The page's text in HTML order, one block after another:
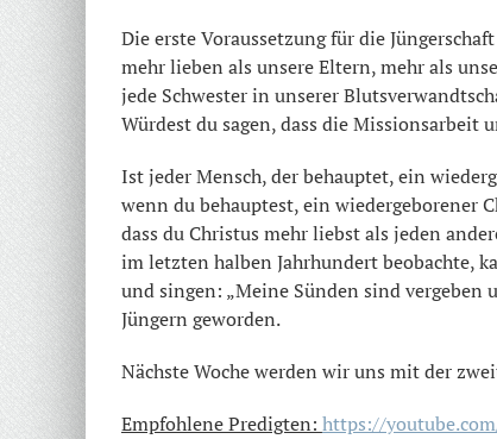
Die erste Voraussetzung für die
mehr lieben als unsere Eltern, mehr als
jede Schwester in unserer
Würdest du sagen, dass die Missionsarbeit
Ist jeder Mensch, der behauptet, ein
wenn du behauptest, ein wiedergeborener
dass du Christus mehr liebst als jeden
im letzten halben Jahrhundert beobachte,
und singen: „Meine Sünden sind
Jüngern geworden.
Nächste Woche werden wir uns mit der
Empfohlene Predigten: https://